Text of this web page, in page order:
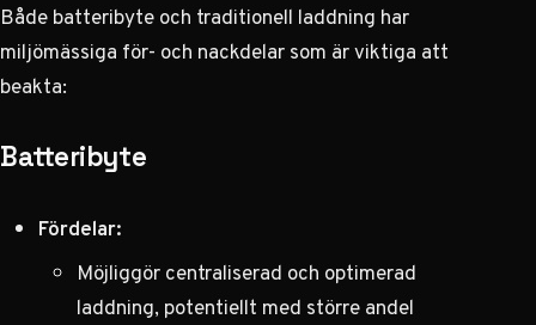
Både batteribyte och traditionell laddning har
miljömässiga för- och nackdelar som är viktiga att
beakta:
Batteribyte
Fördelar:
Möjliggör centraliserad och optimerad
laddning, potentiellt med större andel